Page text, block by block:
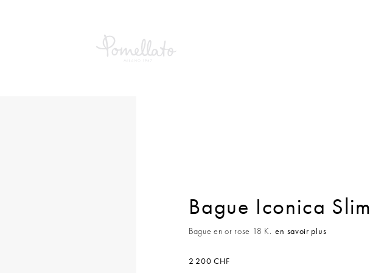
Bague Iconica Slim
Bague en or rose 18 K. en savoir plus
2 200 CHF